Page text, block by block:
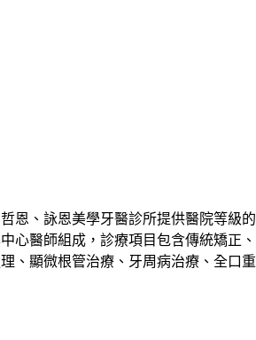
恩、詠恩美學牙醫診所提供醫院等級的
心醫師組成，診療項目包含傳統矯正、
、顯微根管治療、牙周病治療、全口重